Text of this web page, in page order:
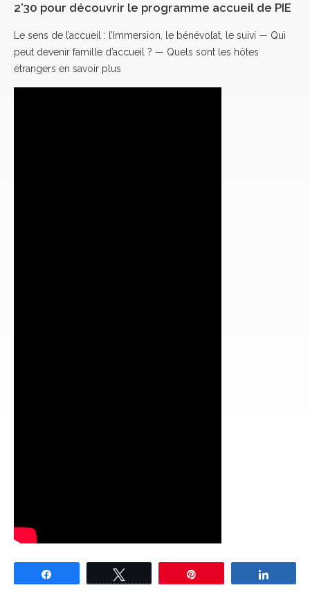
2’30 pour découvrir le programme accueil de PIE
Le sens de l’accueil : l’Immersion, le bénévolat, le suivi — Qui
peut devenir famille d’accueil ? — Quels sont les hôtes
étrangers en savoir plus